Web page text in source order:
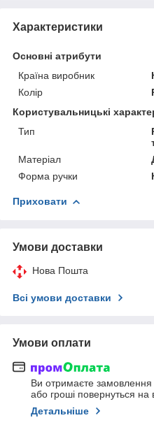
Характеристики
Основні атрибути
Країна виробник
Колір
Користувальницькі
Тип
Матеріал
Форма ручки
Приховати
Умови доставки
Нова Пошта
Всі умови доставки
Умови оплати
Ви отримаєте замовлення
або гроші повернуться на
Детальніше